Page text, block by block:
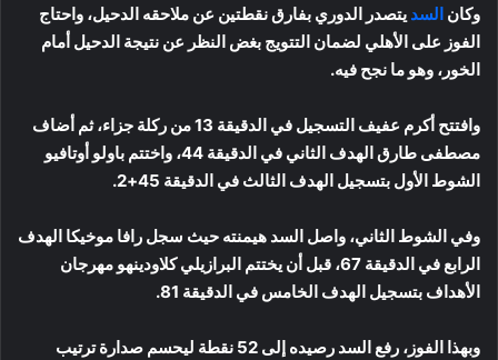
وكان السد يتصدر الدوري بفارق نقطتين عن ملاحقه الدحيل، واحتاج
الفوز على الأهلي لضمان التتويج بغض النظر عن نتيجة الدحيل أمام
الخور، وهو ما نجح فيه.
وافتتح أكرم عفيف التسجيل في الدقيقة 13 من ركلة جزاء، ثم أضاف
مصطفى طارق الهدف الثاني في الدقيقة 44، واختتم باولو أوتافيو
الشوط الأول بتسجيل الهدف الثالث في الدقيقة 45+2.
وفي الشوط الثاني، واصل السد هيمنته حيث سجل رافا موخيكا الهدف
الرابع في الدقيقة 67، قبل أن يختتم البرازيلي كلاودينهو مهرجان
الأهداف بتسجيل الهدف الخامس في الدقيقة 81.
وبهذا الفوز، رفع السد رصيده إلى 52 نقطة ليحسم صدارة ترتيب